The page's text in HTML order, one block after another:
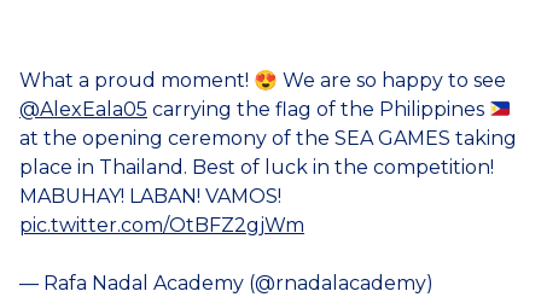
What a proud moment! 😍 We are so happy to see
@AlexEala05 carrying the flag of the Philippines
at the opening ceremony of the SEA GAMES taking
place in Thailand. Best of luck in the competition!
MABUHAY! LABAN! VAMOS!
pic.twitter.com/OtBFZ2gjWm
— Rafa Nadal Academy (@rnadalacademy)